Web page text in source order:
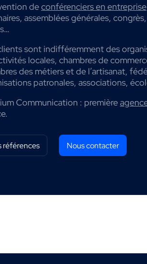
deconférenciers en entreprise
assemblées générales,
sont indifféremment des
locales, chambres de
des métiers et de l’artisanat,
patronales, associations,
Communication : première
références Nous contacter